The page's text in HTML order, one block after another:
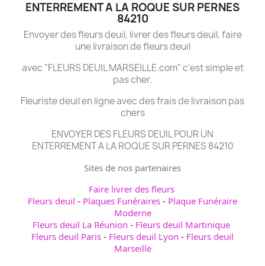
ENTERREMENT A LA ROQUE SUR PERNES
84210
Envoyer des fleurs deuil, livrer des fleurs deuil, faire
une livraison de fleurs deuil
avec "FLEURS DEUIL MARSEILLE.com" c'est simple et
pas cher.
Fleuriste deuil en ligne avec des frais de livraison pas
chers
ENVOYER DES FLEURS DEUIL POUR UN
ENTERREMENT A LA ROQUE SUR PERNES 84210
Sites de nos partenaires
Faire livrer des fleurs
Fleurs deuil - Plaques Funéraires - Plaque Funéraire
Moderne
Fleurs deuil La Réunion - Fleurs deuil Martinique
Fleurs deuil Paris - Fleurs deuil Lyon - Fleurs deuil
Marseille